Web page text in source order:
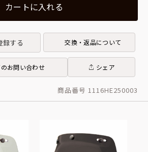
カートに入れる
録する 交換・返品について
お問い合わせ シェア
商品番号 1116HE250003